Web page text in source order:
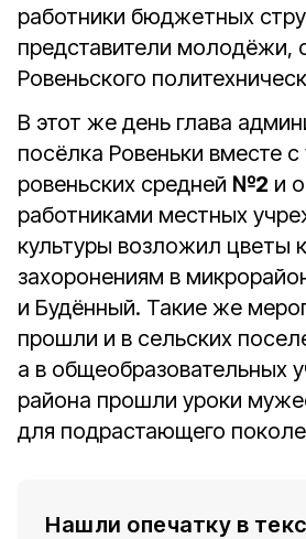
работники бюджетных
представители молодёжи,
Ровеньского
В этот же день глава
посёлка Ровеньки вместе
ровеньских средней №2 и
работниками местных
культуры возложил цветы
захоронениям в
и Будённый. Такие же
прошли и в сельских
а в общеобразовательных
района прошли уроки
для подрастающего
Нашли опечатку в